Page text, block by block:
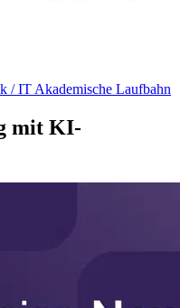
/ ITAkademische Laufbahn
mit KI-